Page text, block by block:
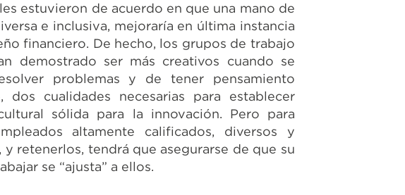
estuvieron de acuerdo en que una mano de
e inclusiva, mejoraría en última instancia
financiero. De hecho, los grupos de trabajo
demostrado ser más creativos cuando se
problemas y de tener pensamiento
dos cualidades necesarias para establecer
sólida para la innovación. Pero para
altamente calificados, diversos y
y retenerlos, tendrá que asegurarse de que su
se “ajusta” a ellos.